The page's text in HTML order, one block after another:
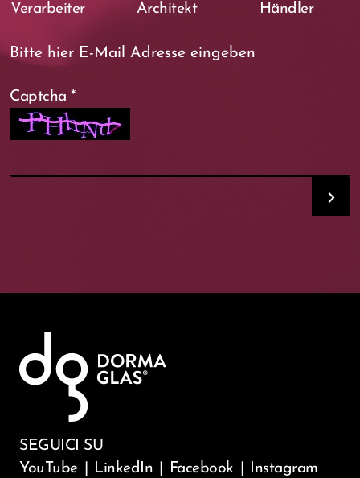
Verarbeiter Architekt Händler
Captcha *
SEGUICI SU
YouTube
LinkedIn Facebook Instagram